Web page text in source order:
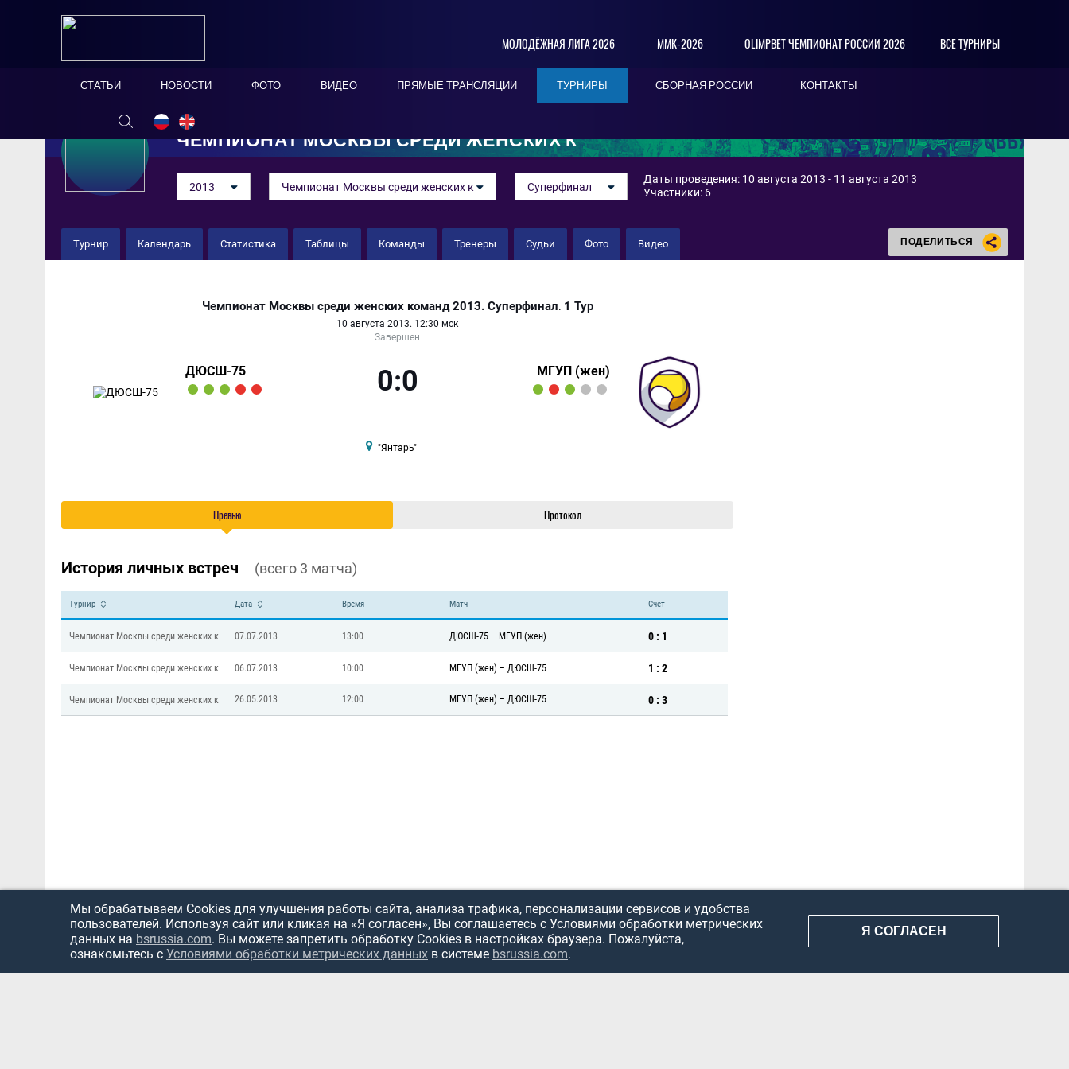
МОЛОДЁЖНАЯ ЛИГА 2026 ММК-2026 OLIMPBET ЧЕМПИОНАТ РОССИИ 2026 ВСЕ ТУРНИРЫ
СТАТЬИ НОВОСТИ ФОТО ВИДЕО ПРЯМЫЕ ТРАНСЛЯЦИИ ТУРНИРЫ СБОРНАЯ РОССИИ КОНТАКТЫ
ЧЕМПИОНАТ МОСКВЫ СРЕДИ ЖЕНСКИХ К
2013 Чемпионат Москвы среди женских к Суперфинал
Даты проведения: 10 августа 2013 - 11 августа 2013
Участники: 6
Турнир Календарь Статистика Таблицы Команды Тренеры Судьи Фото Видео ПОДЕЛИТЬСЯ
Чемпионат Москвы среди женских команд 2013. Суперфинал. 1 Тур
10 августа 2013. 12:30 мск
Завершен
ДЮСШ-75 0:0 МГУП (жен)
"Янтарь"
Превью Протокол
История личных встреч (всего 3 матча)
Турнир Дата Время Матч Счет
Чемпионат Москвы среди женских к 07.07.2013 13:00 ДЮСШ-75 – МГУП (жен) 0 : 1
Чемпионат Москвы среди женских к 06.07.2013 10:00 МГУП (жен) – ДЮСШ-75 1 : 2
Чемпионат Москвы среди женских к 26.05.2013 12:00 МГУП (жен) – ДЮСШ-75 0 : 3
КОНФИДЕНЦИАЛЬНОСТЬ ДОКУМЕНТЫ
Мы обрабатываем Cookies для улучшения работы сайта, анализа трафика, персонализации сервисов и удобства
пользователей. Используя сайт или кликая на «Я согласен», Вы соглашаетесь с Условиями обработки метрических
данных на bsrussia.com. Вы можете запретить обработку Cookies в настройках браузера. Пожалуйста,
ознакомьтесь с Условиями обработки метрических данных в системе bsrussia.com.
Я СОГЛАСЕН